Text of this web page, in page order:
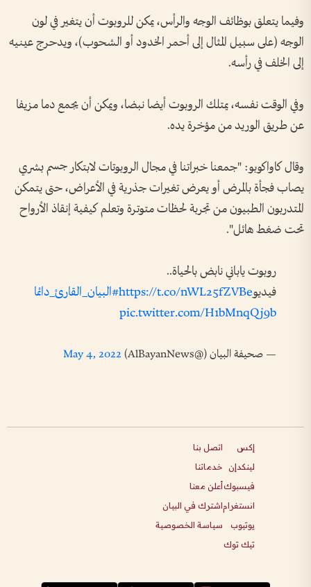
وفيما يتعلق بوظائف الوجه والرأس، يمكن للروبوت أن يتغير في لون
الوجه (على سبيل المثال إلى أحمر الخدود أو الشحوب)، ويدحرج عينيه
إلى الخلف في رأسه.
وفي الوقت نفسه، يمتلك الروبوت أيضا نبضا، ويمكن أن يجمع دما مزيفا
عن طريق الوريد من مؤخرة يده.
وقال كاواكوبو: "جمعنا خبراتنا في مجال الروبوتات لابتكار جسم بشري
يصاب فجأة بالمرض أو يعرض تغيرات جذرية في الأعراض، حتى يتمكن
المتدربون الطبيون من تجربة لحظات متوترة وتعلم كيفية إنقاذ الأرواح
تحت ضغط هائل".
روبوت ياباني نابض بالحياة..
فيديوhttps://t.co/nWL25fZVBe#البيان_القارئ_دائما
pic.twitter.com/H1bMnqQj9b
— صحيفة البيان (@AlBayanNews) May 4, 2022
إكس
لينكدإن
فيسبوك
انستغرام
يوتيوب
تيك توك
اتصل بنا
خدماتنا
أعلن معنا
اشترك في البيان
سياسة الخصوصية